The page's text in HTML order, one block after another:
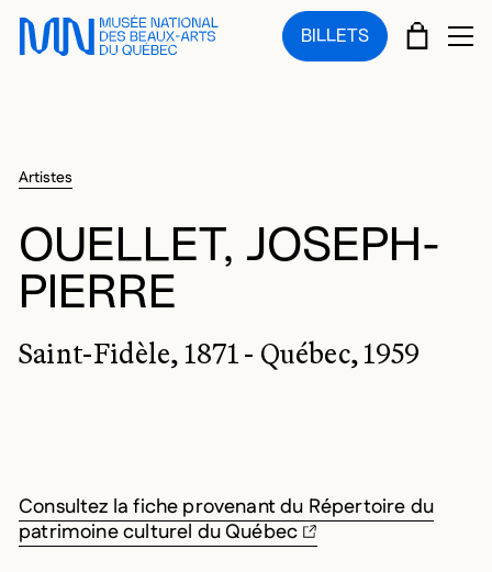
Sauter au menu principal
Sauter au contenu principal
Sauter au pied de page
BILLETS PANIER
Artistes
OUELLET, JOSEPH-
PIERRE
Saint-Fidèle, 1871 - Québec, 1959
Consultez la fiche provenant du Répertoire du
patrimoine culturel du Québec